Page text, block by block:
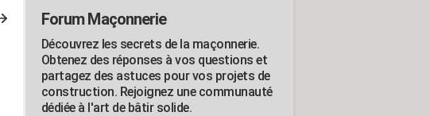
Forum Maçonnerie
Découvrez les secrets de la maçonnerie.
Obtenez des réponses à vos questions et
partagez des astuces pour vos projets de
construction. Rejoignez une communauté
dédiée à l'art de bâtir solide.